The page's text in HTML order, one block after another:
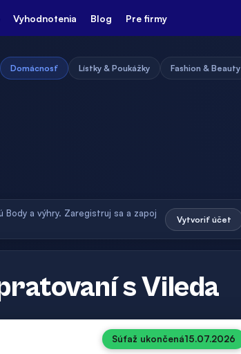
Vyhodnotenia Blog Pre firmy
Domácnosť Lístky & Poukážky Fashion & Beauty
Body a výhry. Zaregistruj sa a zapoj
Vytvoriť účet
s Vileda
Súťaž ukončená15.07.2026